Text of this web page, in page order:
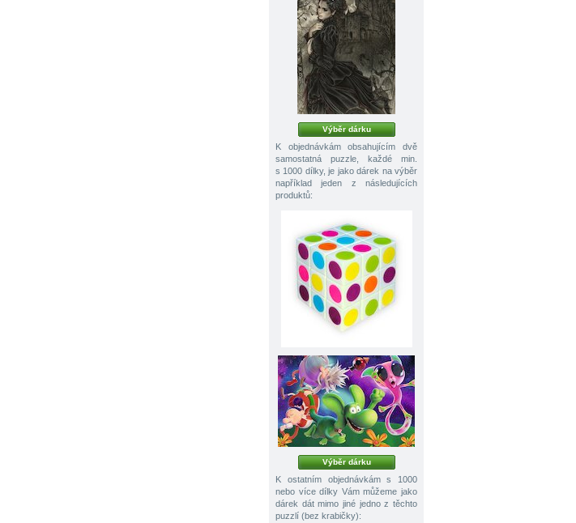
Výběr dárku
K objednávkám obsahujícím dvě
samostatná puzzle, každé min.
s 1000 dílky, je jako dárek na výběr
například jeden z následujících
produktů:
Výběr dárku
K ostatním objednávkám s 1000
nebo více dílky Vám můžeme jako
dárek dát mimo jiné jedno z těchto
puzzlí (bez krabičky):